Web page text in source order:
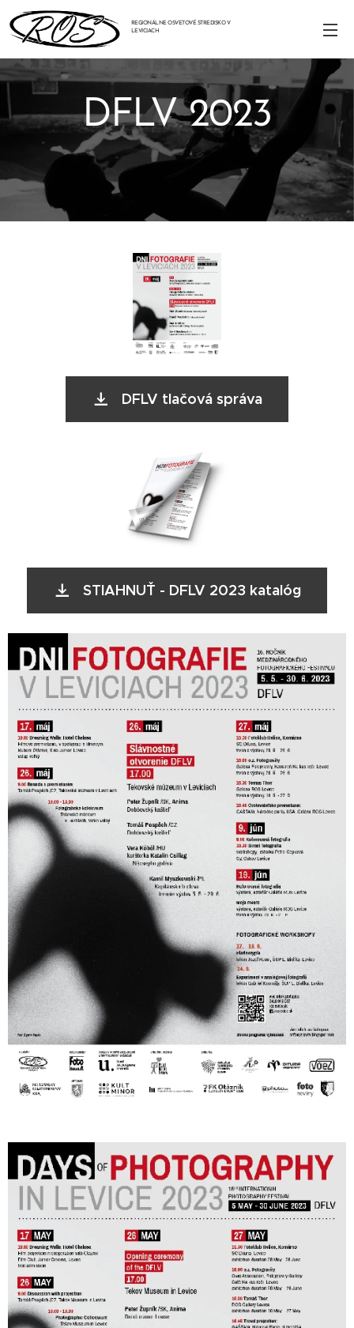
REGIONÁLNE OSVETOVÉ STREDISKO V
LEVICIACH
DFLV 2023
DFLV tlačová správa
STIAHNUŤ - DFLV 2023 katalóg